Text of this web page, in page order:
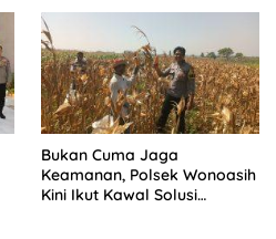
Bukan Cuma Jaga
Keamanan, Polsek Wonoasih
Kini Ikut Kawal Solusi